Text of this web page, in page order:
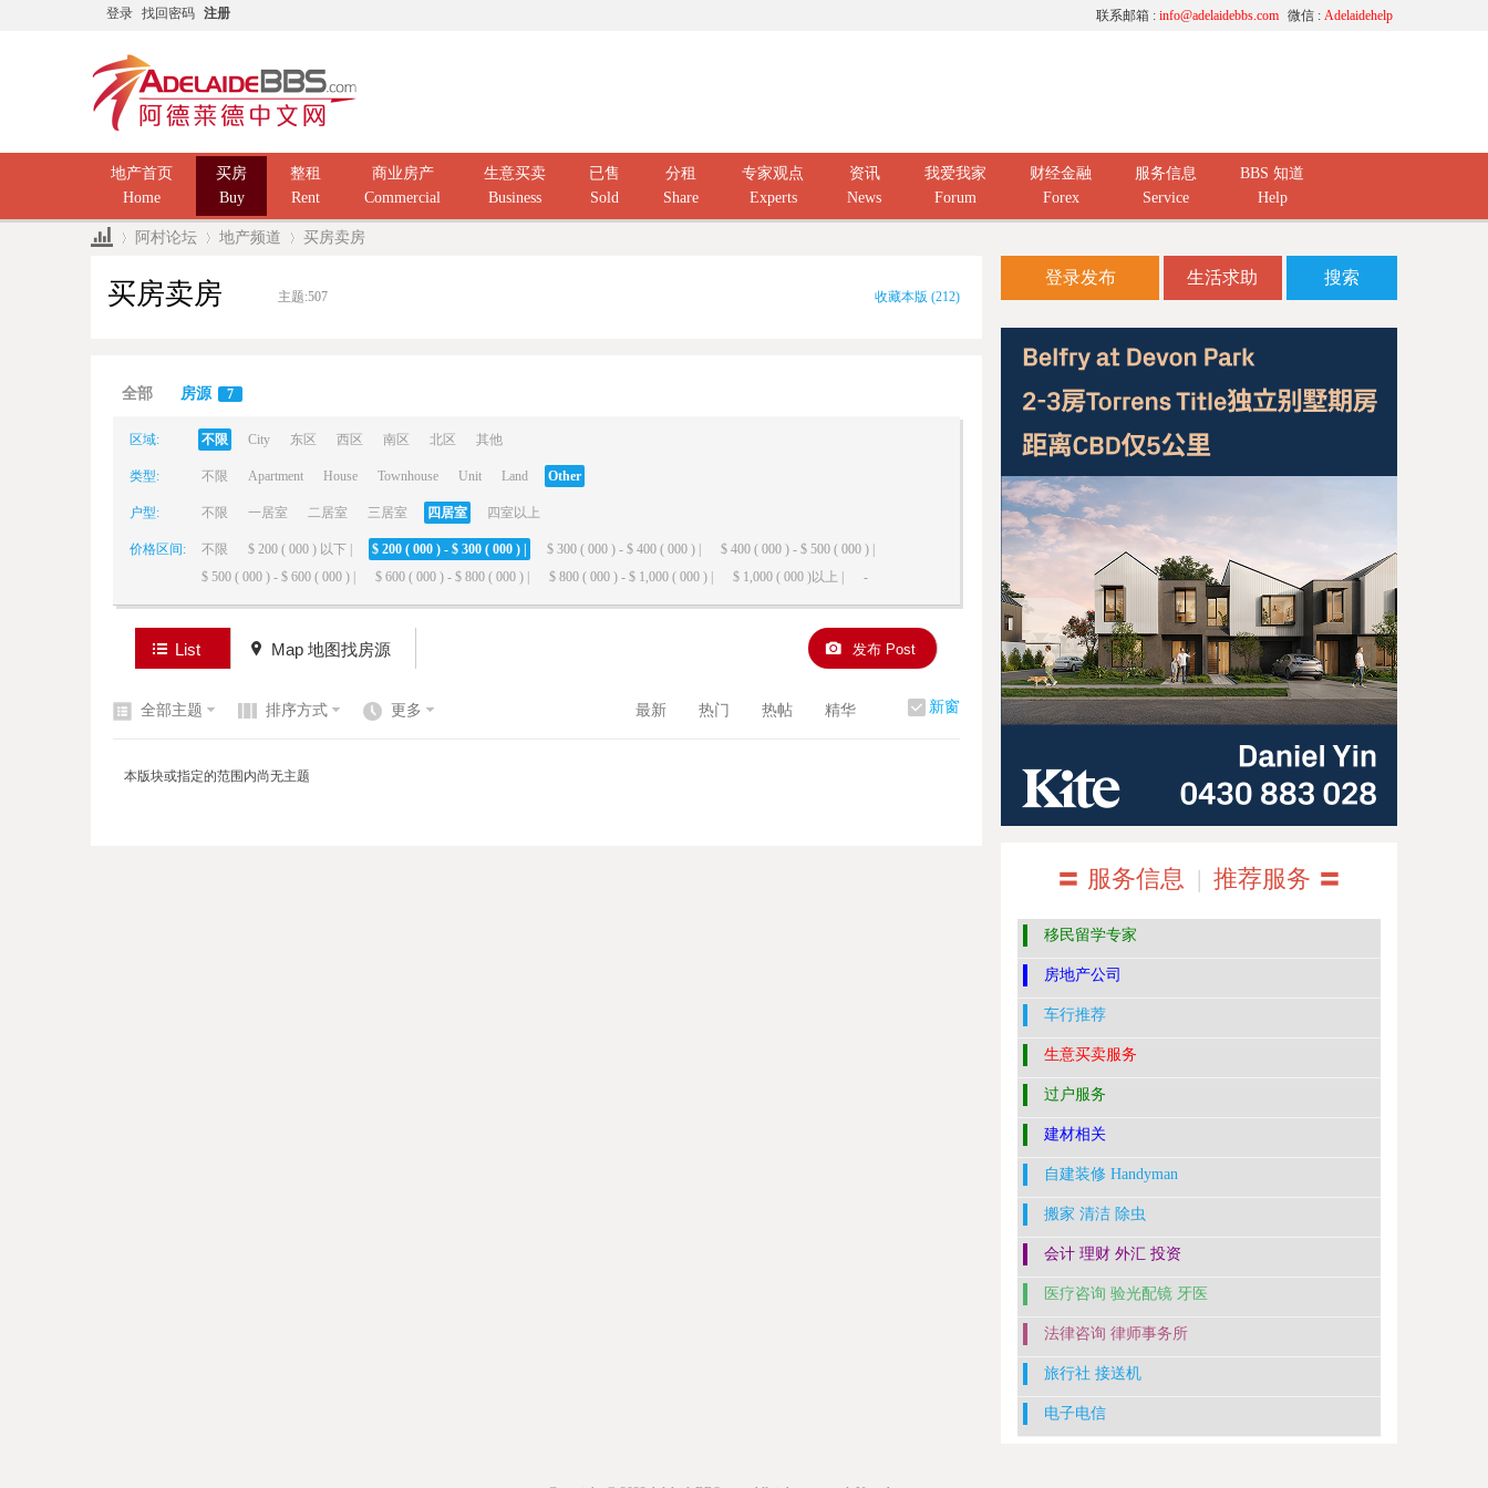
登录 找回密码 注册 微信 : Adelaidehelp
联系邮箱 : info@adelaidebbs.com
地产首页
Home
买房
Buy
整租
Rent
商业房产
Commercial
生意买卖
Business
已售
Sold
分租
Share
专家观点
Experts
资讯
News
我爱我家
Forum
财经金融
Forex
服务信息
Service
BBS 知道
Help
阿村论坛 地产频道 买房卖房
买房卖房 主题:507 收藏本版 (212)
全部 房源 7
区域: 不限 City 东区 西区 南区 北区 其他
类型: 不限 Apartment House Townhouse Unit Land Other
户型: 不限 一居室 二居室 三居室 四居室 四室以上
价格区间: 不限 $ 200 ( 000 ) 以下 | $ 200 ( 000 ) - $ 300 ( 000 ) | $ 300 ( 000 ) - $ 400 ( 000 ) |
$ 400 ( 000 ) - $ 500 ( 000 ) |
$ 500 ( 000 ) - $ 600 ( 000 ) |
$ 600 ( 000 ) - $ 800 ( 000 ) | $ 800 ( 000 ) - $ 1,000 ( 000 ) | $ 1,000 ( 000 )以上 | -
List Map 地图找房源 发布 Post
新窗
全部主题 排序方式 更多 最新 热门 热帖 精华
本版块或指定的范围内尚无主题
登录发布 生活求助 搜索
〓 服务信息 | 推荐服务 〓
移民留学专家
房地产公司
车行推荐
生意买卖服务
过户服务
建材相关
自建装修 Handyman
搬家 清洁 除虫
会计 理财 外汇 投资
医疗咨询 验光配镜 牙医
法律咨询 律师事务所
旅行社 接送机
电子电信